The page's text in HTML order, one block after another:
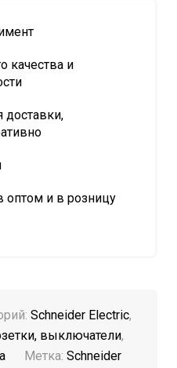
качества и
доставки,
оптом и в розницу
Schneider Electric,
выключатели,
Метка: Schneider